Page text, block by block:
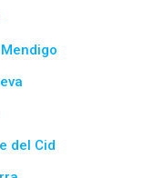
del Cid